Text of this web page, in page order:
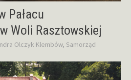
Pałacu
Woli Rasztowskiej
Olczyk Klembów, Samorząd